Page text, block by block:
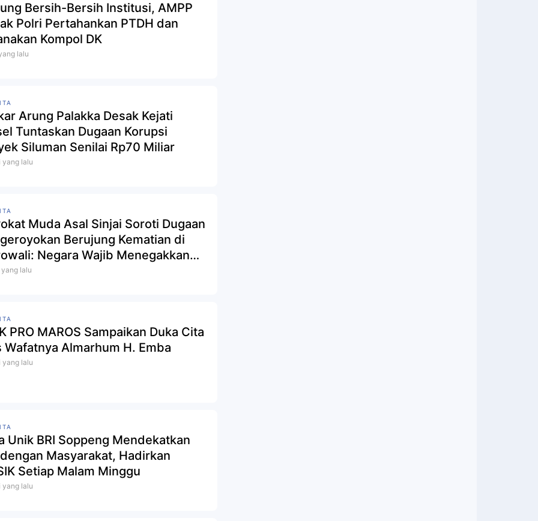
Bersih-Bersih Institusi, AMPP
Polri Pertahankan PTDH dan
Kompol DK
lalu
Arung Palakka Desak Kejati
Tuntaskan Dugaan Korupsi
Siluman Senilai Rp70 Miliar
yang lalu
Muda Asal Sinjai Soroti Dugaan
Berujung Kematian di
Negara Wajib Menegakkan
Tanpa Main Hakim Sendiri
yang lalu
PRO MAROS Sampaikan Duka Cita
Wafatnya Almarhum H. Emba
yang lalu
Unik BRI Soppeng Mendekatkan
Masyarakat, Hadirkan
Setiap Malam Minggu
yang lalu